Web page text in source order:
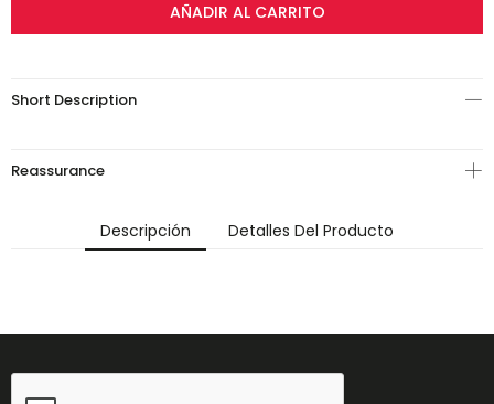
AÑADIR AL CARRITO
Short Description
Reassurance
Descripción Detalles Del Producto